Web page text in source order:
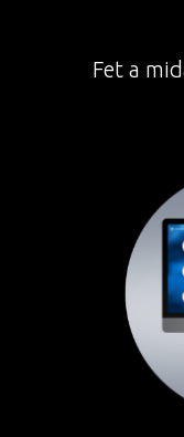
Fet a